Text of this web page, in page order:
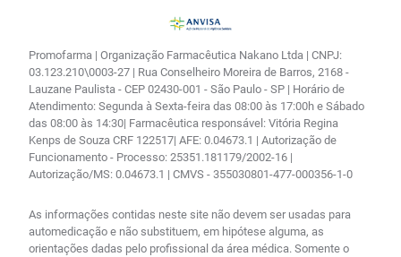
Promofarma | Organização Farmacêutica Nakano Ltda | CNPJ:
03.123.210\0003-27 | Rua Conselheiro Moreira de Barros, 2168 -
Lauzane Paulista - CEP 02430-001 - São Paulo - SP | Horário de
Atendimento: Segunda à Sexta-feira das 08:00 às 17:00h e Sábado
das 08:00 às 14:30| Farmacêutica responsável: Vitória Regina
Kenps de Souza CRF 122517| AFE: 0.04673.1 | Autorização de
Funcionamento - Processo: 25351.181179/2002-16 |
Autorização/MS: 0.04673.1 | CMVS - 355030801-477-000356-1-0
As informações contidas neste site não devem ser usadas para
automedicação e não substituem, em hipótese alguma, as
orientações dadas pelo profissional da área médica. Somente o